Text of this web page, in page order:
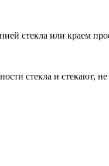
стекла или краем
стекла и стекают, не